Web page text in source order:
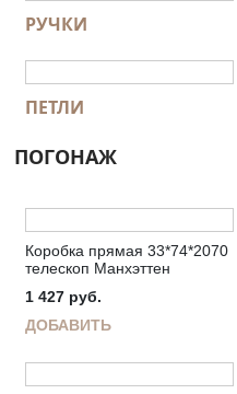
РУЧКИ
ПЕТЛИ
ПОГОНАЖ
Коробка прямая 33*74*2070
телескоп Манхэттен
1 427 руб.
ДОБАВИТЬ